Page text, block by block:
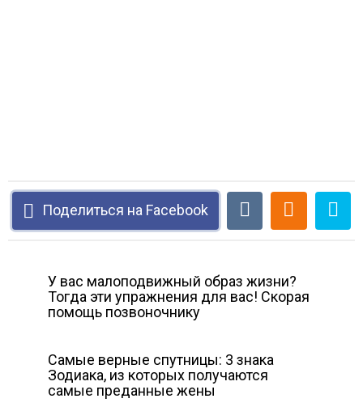
Поделиться на Facebook
У вас малоподвижный образ жизни?
Тогда эти упражнения для вас! Скорая
помощь позвоночнику
Самые верные спутницы: 3 знака
Зодиака, из которых получаются
самые преданные жены